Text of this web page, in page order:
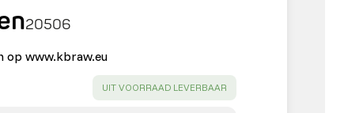
20506
op www.kbraw.eu
SUCCESS:
UIT VOORRAAD LEVERBAAR